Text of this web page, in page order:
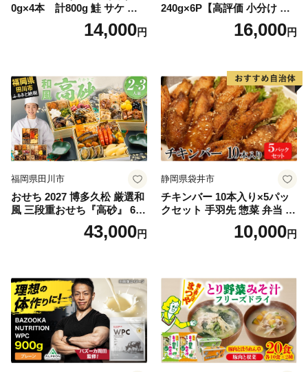
0g×4本 計800g 鮭 サケ 鮭
ほぐし サケフレーク シャケ
フレーク 鮭フレーク14,000円
240g×6P【高評価 小分け 惣
菜 牛たん 一人暮らし 冷凍】
16,000円
福岡県田川市
おせち 2027 博多久松 厳選和
風 三段重おせち『高砂』 6.5
寸 3段重 2～3人前 おせち料
理 重箱 お正月 冷凍おせち 縁
ち 本格おせち おせち予約 年
末 年始 お取り寄せ 新春 贅沢
おせち こだわりおせち 惣菜
老舗おせち ふるさと納税お
せち 御節 お節料理 正月 調理
不要 おせち料理2027
43,000円
静岡県袋井市
チキンバー 10本入り×5パッ
クセット 手羽先 惣菜 弁当 お
かず お酒 おつまみ ギフト キ
ャンプ アウトドア キャンプ
10,000円